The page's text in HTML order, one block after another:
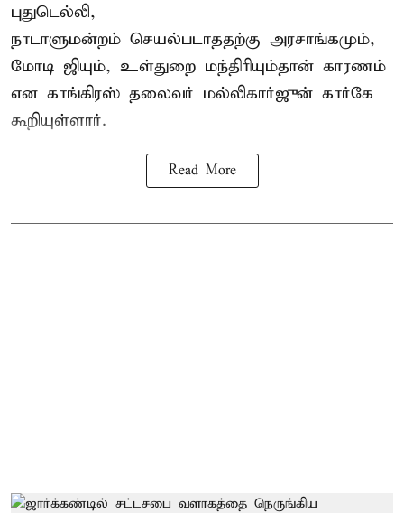
புதுடெல்லி,
நாடாளுமன்றம் செயல்படாததற்கு அரசாங்கமும்,
மோடி ஜியும், உள்துறை மந்திரியும்தான் காரணம்
என காங்கிரஸ் தலைவர் மல்லிகார்ஜுன் கார்கே
கூறியுள்ளார்.
Read More